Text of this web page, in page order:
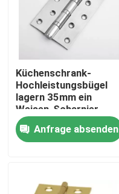
Haus
Küchenschrank-
Hochleistungsbügel
lagern 35mm ein
Weisen-Scharnier
schwenkbar
Anfrage absenden